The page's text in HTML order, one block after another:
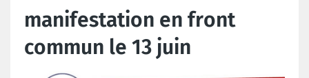
manifestation en front
commun le 13 juin